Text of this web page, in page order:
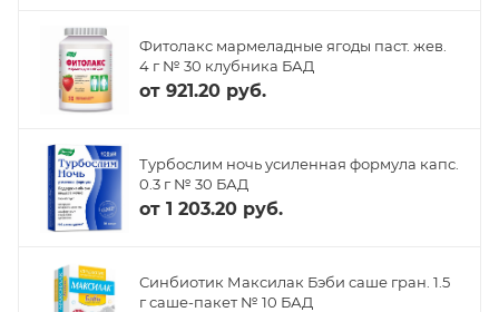
Фитолакс мармеладные ягоды паст. жев.
4 г № 30 клубника БАД
от 921.20 руб.
Турбослим ночь усиленная формула капс.
0.3 г № 30 БАД
от 1 203.20 руб.
Синбиотик Максилак Бэби саше гран. 1.5
г саше-пакет № 10 БАД